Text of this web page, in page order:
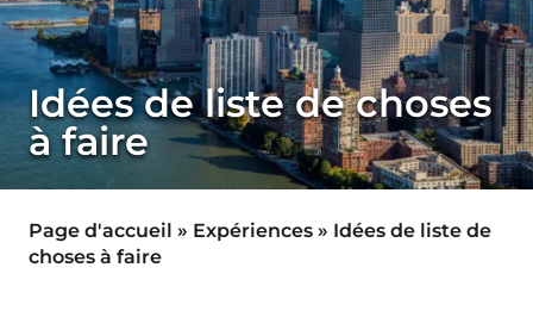
Idées de liste de choses
à faire
Page d'accueil » Expériences » Idées de liste de
choses à faire